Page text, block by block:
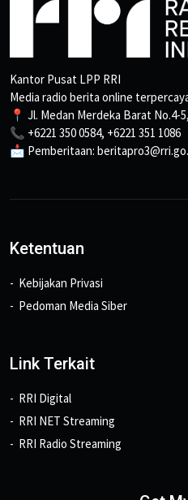
Kantor Pusat LPP RRI
Media radio berita online
📍 Jl. Medan Merdeka Barat No.4-
📞 +6221 350 0584, +6221 351 1086
📩 Pemberitaan:
Ketentuan
Kebijakan Privasi
Pedoman Media Siber
Link Terkait
RRI Digital
RRI NET Streaming
RRI Radio Streaming